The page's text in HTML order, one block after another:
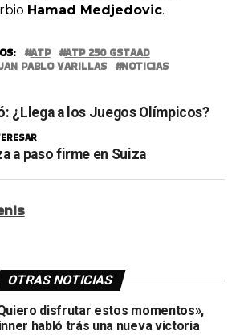
Hamad Medjedovic.
ATP
ATP 250 GSTAAD
PABLO VARILLAS NOTICIAS
¿Llega a los Juegos Olímpicos?
a paso firme en Suiza
OTRAS NOTICIAS
disfrutar estos momentos»,
habló trás una nueva victoria